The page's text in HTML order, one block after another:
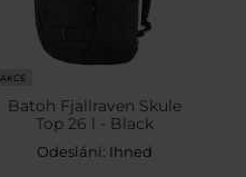
AKCE
Batoh Fjallraven Skule
Top 26 l - Black
Odeslání: Ihned